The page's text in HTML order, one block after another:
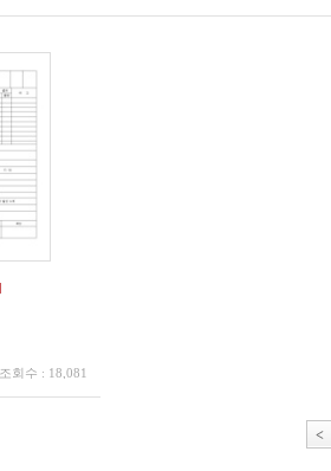
회수 : 18,081
<